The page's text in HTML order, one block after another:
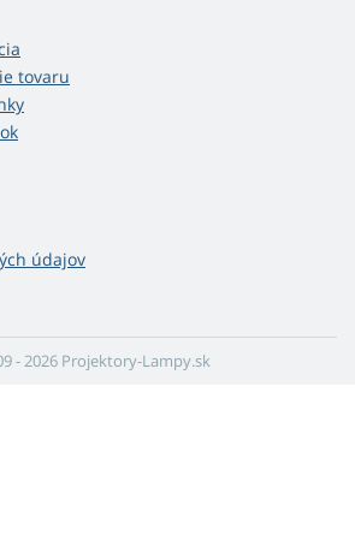
tovaru
údajov
- 2026 Projektory-Lampy.sk